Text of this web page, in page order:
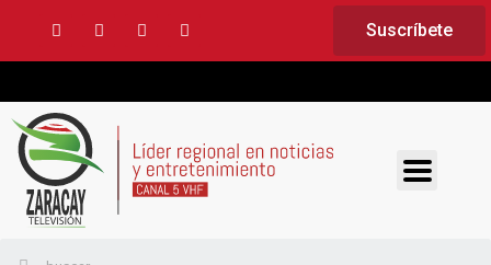
Suscríbete